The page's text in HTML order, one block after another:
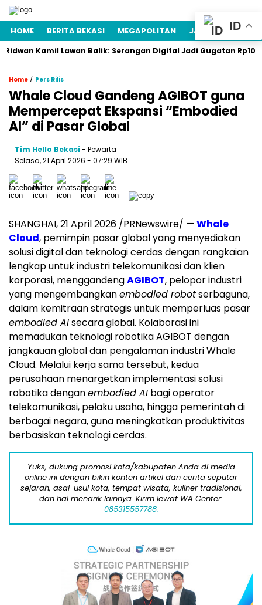
HOME BERITA BEKASI MEGAPOLITAN JAWA BARAT
Kamil Lawan Balik: Serangan Digital Jadi Gugatan Rp105 Miliar
Home / Pers Rilis
Whale Cloud Gandeng AGIBOT guna
Mempercepat Ekspansi “Embodied
AI” di Pasar Global
Tim Hello Bekasi- Pewarta
Selasa, 21 April 2026 - 07:29 WIB
SHANGHAI, 21 April 2026 /PRNewswire/ — Whale
Cloud, pemimpin pasar global yang menyediakan
solusi digital dan teknologi cerdas dengan rangkaian
lengkap untuk industri telekomunikasi dan klien
korporasi, menggandengAGIBOT, pelopor industri
yang mengembangkanembodied robotserbaguna,
dalam kemitraan strategis untuk memperluas pasar
embodied AIsecara global. Kolaborasi ini
memadukan teknologi robotika AGIBOT dengan
jangkauan global dan pengalaman industri Whale
Cloud. Melalui kerja sama tersebut, kedua
perusahaan menargetkan implementasi solusi
robotika denganembodied AI bagi operator
telekomunikasi, pelaku usaha, hingga pemerintah di
berbagai negara, guna meningkatkan produktivitas
berbasiskan teknologi cerdas.
Yuks, dukung promosi kota/kabupaten Anda di media
online ini dengan bikin konten artikel dan cerita seputar
sejarah, asal-usul kota, tempat wisata, kuliner tradisional,
dan hal menarik lainnya. Kirim lewat WA Center:
085315557788.
ID